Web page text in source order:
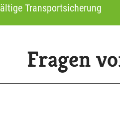
Transportsicherung
Fragen